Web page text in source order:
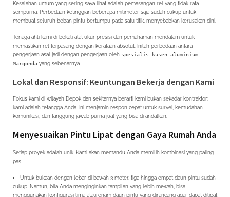
Kesalahan umum yang sering saya lihat adalah pemasangan rel yang tidak rata
sempurna. Perbedaan ketinggian beberapa milimeter saja sudah cukup untuk
membuat seluruh beban pintu bertumpu pada satu titik, menyebabkan kerusakan dini.
Tenaga ahli kami di bekali alat ukur presisi dan pemahaman mendalam untuk
memastikan rel terpasang dengan kerataan absolut. Inilah perbedaan antara
pengerjaan asal jadi dengan pengerjaan oleh spesialis kusen aluminium
Margonda yang sebenarnya.
Lokal dan Responsif: Keuntungan Bekerja dengan Kami
Fokus kami di wilayah Depok dan sekitarnya berarti kami bukan sekadar kontraktor;
kami adalah tetangga Anda. Ini menjamin respon cepat untuk survei, kemudahan
komunikasi, dan tanggung jawab purna jual yang bisa di andalkan.
Menyesuaikan Pintu Lipat dengan Gaya Rumah Anda
Setiap proyek adalah unik. Kami akan memandu Anda memilih kombinasi yang paling
pas.
Untuk bukaan dengan lebar di bawah 3 meter, tiga hingga empat daun pintu sudah
cukup. Namun, bila Anda menginginkan tampilan yang lebih mewah, bisa
menggunakan konfigurasi lima atau enam daun pintu yang dirancang agar dapat dilipat